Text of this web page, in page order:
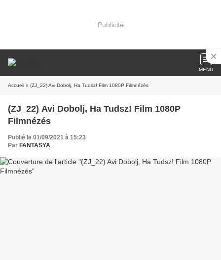
Publicité
MENU
Accueil » (ZJ_22) Avi Dobolj, Ha Tudsz! Film 1080P Filmnézés
(ZJ_22) Avi Dobolj, Ha Tudsz! Film 1080P
Filmnézés
Publié le 01/09/2021 à 15:23
Par FANTASYA